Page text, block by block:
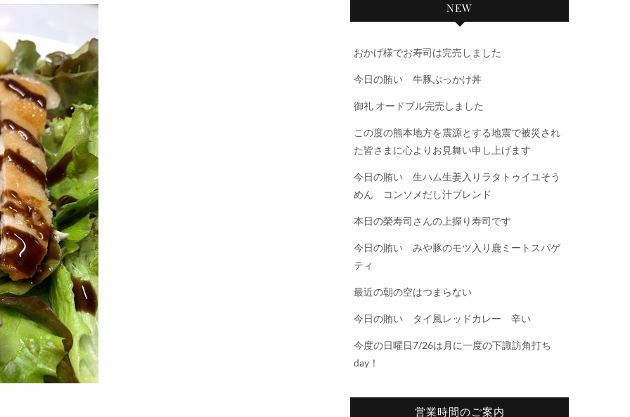
NEW
おかげ様でお寿司は完売しました
今日の賄い 牛豚ぶっかけ丼
御礼 オードブル完売しました
この度の熊本地方を震源とする地震で被災され
た皆さまに心よりお見舞い申し上げます
今日の賄い 生ハム生姜入りラタトゥイユそう
めん コンソメだし汁ブレンド
本日の榮寿司さんの上握り寿司です
今日の賄い みや豚のモツ入り鹿ミートスパゲ
ティ
最近の朝の空はつまらない
今日の賄い タイ風レッドカレー 辛い
今度の日曜日7/26は月に一度の下諏訪角打ち
day！
営業時間のご案内